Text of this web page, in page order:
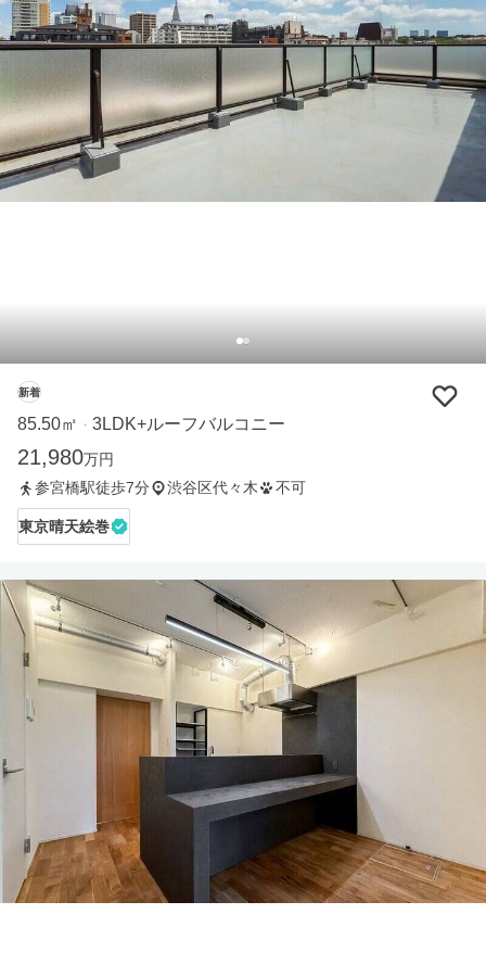
新着
85.50㎡ ・ 3LDK+ルーフバルコニー
21,980万円
参宮橋駅徒歩7分
渋谷区代々木 不可
東京晴天絵巻